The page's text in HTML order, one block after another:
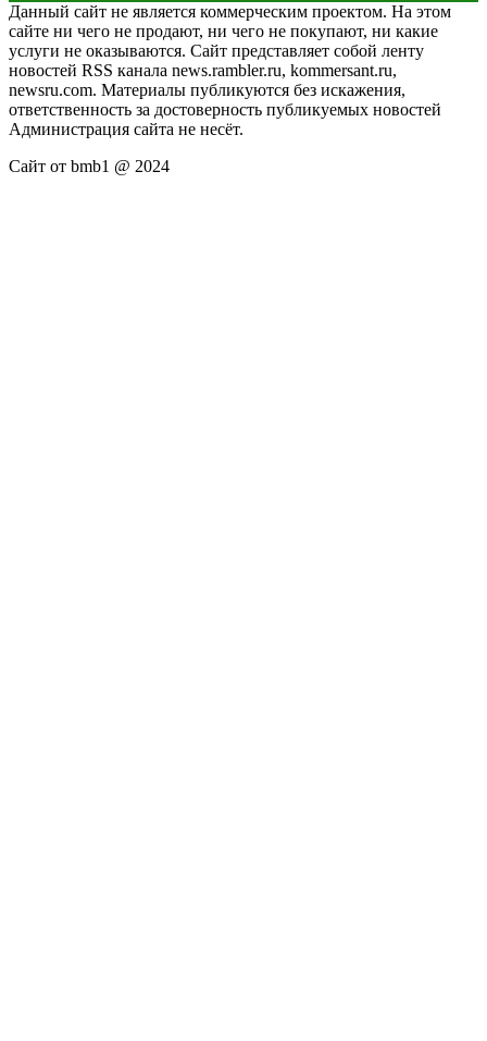
Данный сайт не является коммерческим проектом. На этом
сайте ни чего не продают, ни чего не покупают, ни какие
услуги не оказываются. Сайт представляет собой ленту
новостей RSS канала news.rambler.ru, kommersant.ru,
newsru.com. Материалы публикуются без искажения,
ответственность за достоверность публикуемых новостей
Администрация сайта не несёт.
Сайт от bmb1 @ 2024